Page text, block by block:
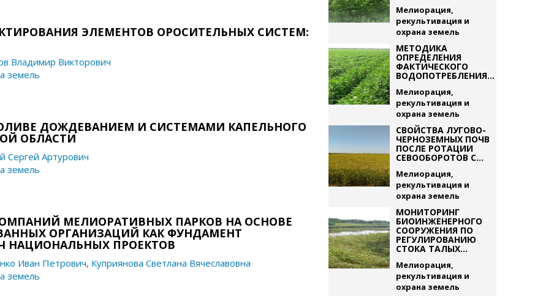
ЭЛЕМЕНТОВ ОРОСИТЕЛЬНЫХ СИСТЕМ:
Владимир Викторович
земель
ДОЖДЕВАНИЕМ И СИСТЕМАМИ КАПЕЛЬНОГО
ОБЛАСТИ
Сергей Артурович
земель
МЕЛИОРАТИВНЫХ ПАРКОВ НА ОСНОВЕ
ОРГАНИЗАЦИЙ КАК ФУНДАМЕНТ
НАЦИОНАЛЬНЫХ ПРОЕКТОВ
Иван Петрович, Куприянова Светлана Вячеславовна
земель
Мелиорация,
рекультивация и
охрана земель
МЕТОДИКА
ОПРЕДЕЛЕНИЯ
ФАКТИЧЕСКОГО
ВОДОПОТРЕБЛЕНИЯ...
Мелиорация,
рекультивация и
охрана земель
СВОЙСТВА ЛУГОВО-
ЧЕРНОЗЕМНЫХ ПОЧВ
ПОСЛЕ РОТАЦИИ
СЕВООБОРОТОВ С...
Мелиорация,
рекультивация и
охрана земель
МОНИТОРИНГ
БИОИНЖЕНЕРНОГО
СООРУЖЕНИЯ ПО
РЕГУЛИРОВАНИЮ
СТОКА ТАЛЫХ...
Мелиорация,
рекультивация и
охрана земель